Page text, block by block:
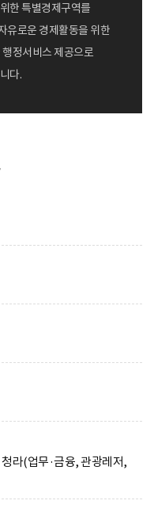
한 특별경제구역를
유로운 경제활동을 위한
정서비스 제공으로
다.
라(업무·금융, 관광레저,